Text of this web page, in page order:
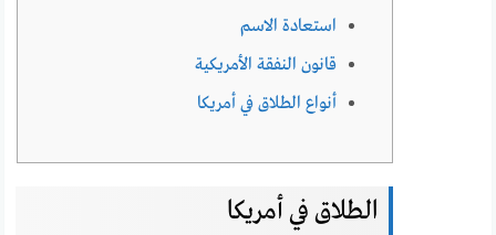
استعادة الاسم
قانون النفقة الأمريكية
أنواع الطلاق في أمريكا
الطلاق في أمريكا